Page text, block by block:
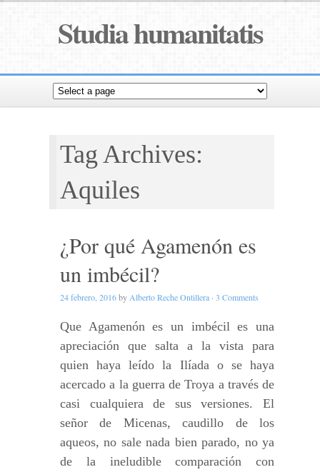
Studia humanitatis
Tag Archives:
Aquiles
¿Por qué Agamenón es
un imbécil?
24 febrero, 2016by Alberto Reche Ontillera · 3 Comments
Que Agamenón es un imbécil es una
apreciación que salta a la vista para
quien haya leído la Ilíada o se haya
acercado a la guerra de Troya a través de
casi cualquiera de sus versiones. El
señor de Micenas, caudillo de los
aqueos, no sale nada bien parado, no ya
de la ineludible comparación con